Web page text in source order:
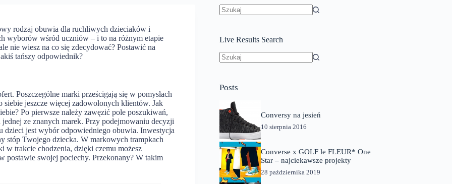
rodzaj obuwia dla ruchliwych dzieciaków i
wyborów wśród uczniów – i to na różnym etapie
nie wiesz na co się zdecydować? Postawić na
tańszy odpowiednik?
Poszczególne marki prześcigają się w pomysłach
jeszcze więcej zadowolonych klientów. Jak
Po pierwsze należy zawęzić pole poszukiwań,
ze znanych marek. Przy podejmowaniu decyzji
jest wybór odpowiedniego obuwia. Inwestycja
stóp Twojego dziecka. W markowych trampkach
w trakcie chodzenia, dzięki czemu możesz
postawie swojej pociechy. Przekonany? W takim
Live Results Search
Posts
Conversy na jesień
10 sierpnia 2016
Converse x GOLF le FLEUR* One
Star – najciekawsze projekty
28 października 2019